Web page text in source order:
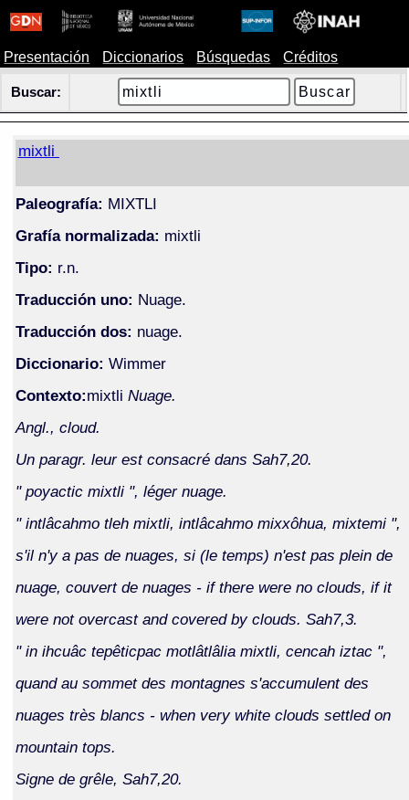
Presentación Diccionarios Búsquedas Créditos
Buscar:
mixtli
Paleografía: MIXTLI
Grafía normalizada: mixtli
Tipo: r.n.
Traducción uno: Nuage.
Traducción dos: nuage.
Diccionario: Wimmer
Contexto:mixtli Nuage.
Angl., cloud.
Un paragr. leur est consacré dans Sah7,20.
" poyactic mixtli ", léger nuage.
" intlâcahmo tleh mixtli, intlâcahmo mixxôhua, mixtemi ",
s'il n'y a pas de nuages, si (le temps) n'est pas plein de
nuage, couvert de nuages - if there were no clouds, if it
were not overcast and covered by clouds. Sah7,3.
" in ihcuâc tepêticpac motlâtlâlia mixtli, cencah iztac ",
quand au sommet des montagnes s'accumulent des
nuages très blancs - when very white clouds settled on
mountain tops.
Signe de grêle, Sah7,20.